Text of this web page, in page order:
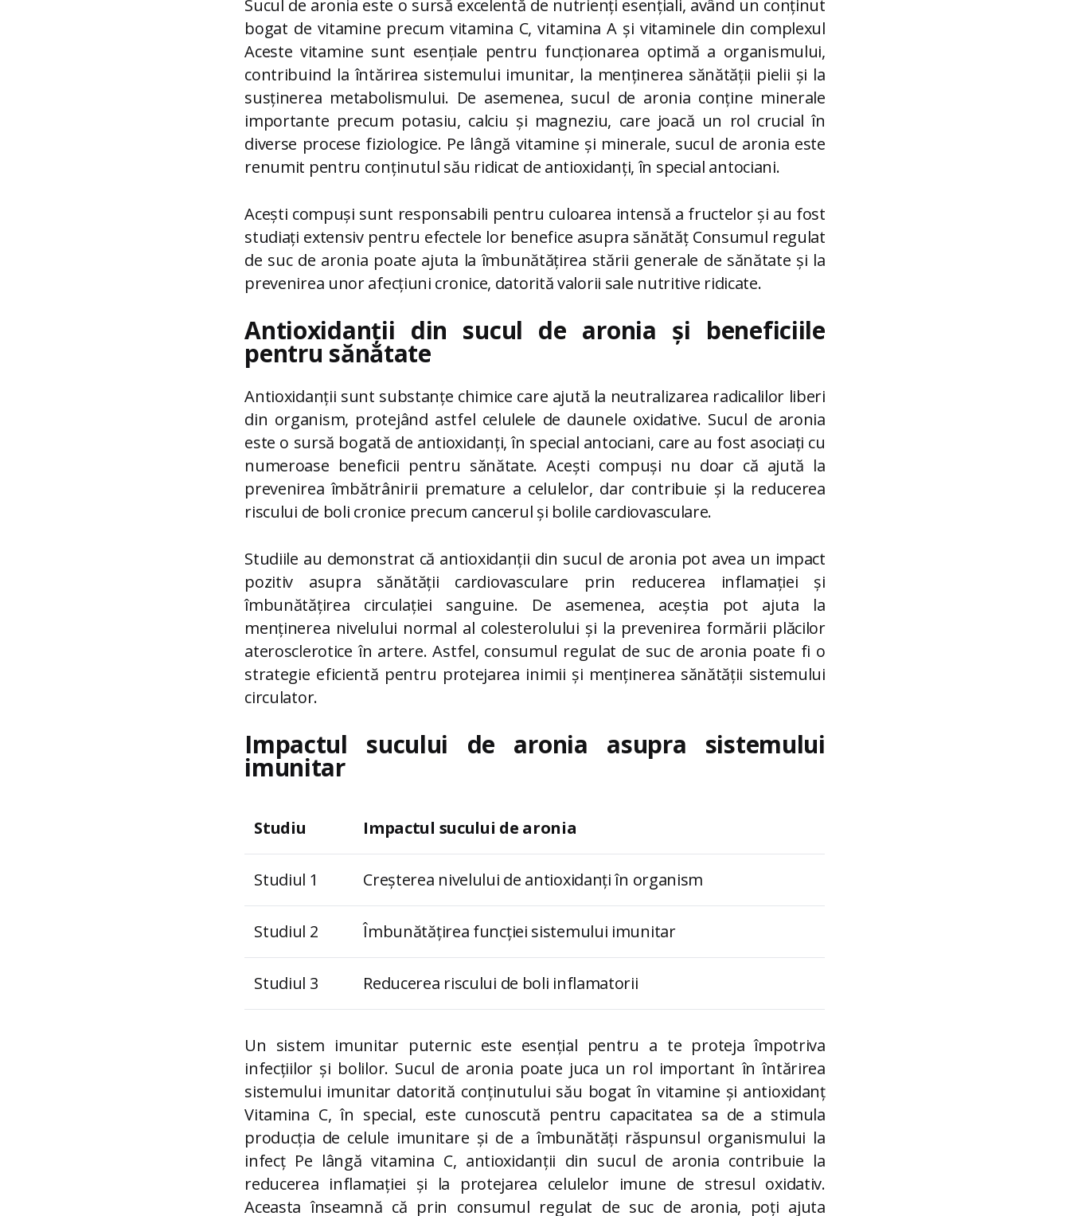
Sucul de aronia este o sursă excelentă de nutrienți esențiali, având un conținut
bogat de vitamine precum vitamina C, vitamina A și vitaminele din complexul
Aceste vitamine sunt esențiale pentru funcționarea optimă a organismului,
contribuind la întărirea sistemului imunitar, la menținerea sănătății pielii și la
susținerea metabolismului. De asemenea, sucul de aronia conține minerale
importante precum potasiu, calciu și magneziu, care joacă un rol crucial în
diverse procese fiziologice. Pe lângă vitamine și minerale, sucul de aronia este
renumit pentru conținutul său ridicat de antioxidanți, în special antociani.
Acești compuși sunt responsabili pentru culoarea intensă a fructelor și au fost
studiați extensiv pentru efectele lor benefice asupra sănătăț Consumul regulat
de suc de aronia poate ajuta la îmbunătățirea stării generale de sănătate și la
prevenirea unor afecțiuni cronice, datorită valorii sale nutritive ridicate.
Antioxidanții din sucul de aronia și beneficiile
pentru sănătate
Antioxidanții sunt substanțe chimice care ajută la neutralizarea radicalilor liberi
din organism, protejând astfel celulele de daunele oxidative. Sucul de aronia
este o sursă bogată de antioxidanți, în special antociani, care au fost asociați cu
numeroase beneficii pentru sănătate. Acești compuși nu doar că ajută la
prevenirea îmbătrânirii premature a celulelor, dar contribuie și la reducerea
riscului de boli cronice precum cancerul și bolile cardiovasculare.
Studiile au demonstrat că antioxidanții din sucul de aronia pot avea un impact
pozitiv asupra sănătății cardiovasculare prin reducerea inflamației și
îmbunătățirea circulației sanguine. De asemenea, aceștia pot ajuta la
menținerea nivelului normal al colesterolului și la prevenirea formării plăcilor
aterosclerotice în artere. Astfel, consumul regulat de suc de aronia poate fi o
strategie eficientă pentru protejarea inimii și menținerea sănătății sistemului
circulator.
Impactul sucului de aronia asupra sistemului
imunitar
Studiu Impactul sucului de aronia
Studiul 1 Creșterea nivelului de antioxidanți în organism
Studiul 2 Îmbunătățirea funcției sistemului imunitar
Studiul 3 Reducerea riscului de boli inflamatorii
Un sistem imunitar puternic este esențial pentru a te proteja împotriva
infecțiilor și bolilor. Sucul de aronia poate juca un rol important în întărirea
sistemului imunitar datorită conținutului său bogat în vitamine și antioxidanț
Vitamina C, în special, este cunoscută pentru capacitatea sa de a stimula
producția de celule imunitare și de a îmbunătăți răspunsul organismului la
infecț Pe lângă vitamina C, antioxidanții din sucul de aronia contribuie la
reducerea inflamației și la protejarea celulelor imune de stresul oxidativ.
Aceasta înseamnă că prin consumul regulat de suc de aronia, poți ajuta